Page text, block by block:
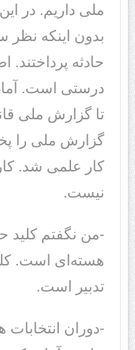
ملی داریم. در
بدون اینکه نظر
حادثه
درستی است.
تا گزارش ملی
گزارش ملی را
کار علمی شد.
نیست.
-من نگفتم
هسته‌ای است.
تدبیر است.
-دوران انتخابات